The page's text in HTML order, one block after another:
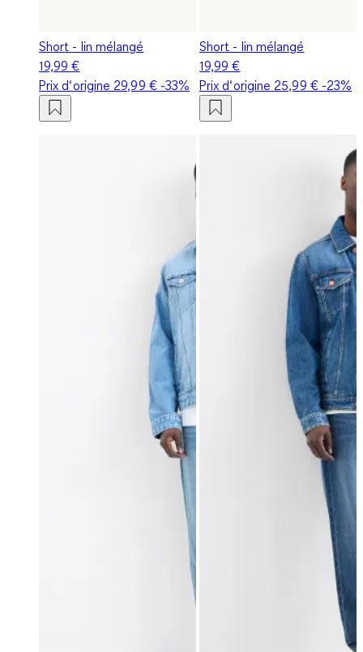
Short - lin mélangé
19,99 €
Prix d‘origine 29,99 €-33%
Short - lin mélangé
19,99 €
Prix d‘origine 25,99 €-23%